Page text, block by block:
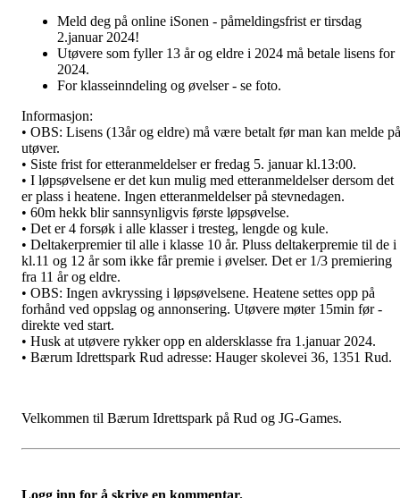
Meld deg på online iSonen - påmeldingsfrist er tirsdag
2.januar 2024!
Utøvere som fyller 13 år og eldre i 2024 må betale lisens for
2024.
For klasseinndeling og øvelser - se foto.
Informasjon:
• OBS: Lisens (13år og eldre) må være betalt før man kan melde på
utøver.
• Siste frist for etteranmeldelser er fredag 5. januar kl.13:00.
• I løpsøvelsene er det kun mulig med etteranmeldelser dersom det
er plass i heatene. Ingen etteranmeldelser på stevnedagen.
• 60m hekk blir sannsynligvis første løpsøvelse.
• Det er 4 forsøk i alle klasser i tresteg, lengde og kule.
• Deltakerpremier til alle i klasse 10 år. Pluss deltakerpremie til de i
kl.11 og 12 år som ikke får premie i øvelser. Det er 1/3 premiering
fra 11 år og eldre.
• OBS: Ingen avkryssing i løpsøvelsene. Heatene settes opp på
forhånd ved oppslag og annonsering. Utøvere møter 15min før -
direkte ved start.
• Husk at utøvere rykker opp en aldersklasse fra 1.januar 2024.
• Bærum Idrettspark Rud adresse: Hauger skolevei 36, 1351 Rud.
Velkommen til Bærum Idrettspark på Rud og JG-Games.
Logg inn for å skrive en kommentar.